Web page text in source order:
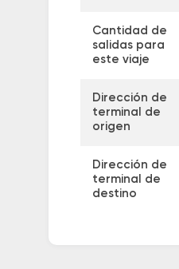
Cantidad de
salidas para
este viaje
Dirección de
terminal de
origen
Dirección de
terminal de
destino